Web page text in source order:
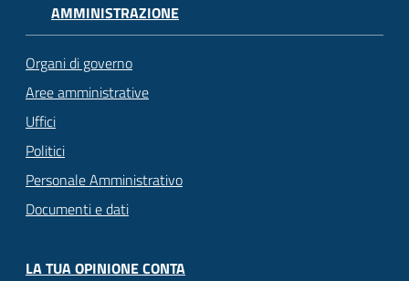
AMMINISTRAZIONE
Organi di governo
Aree amministrative
Uffici
Politici
Personale Amministrativo
Documenti e dati
LA TUA OPINIONE CONTA